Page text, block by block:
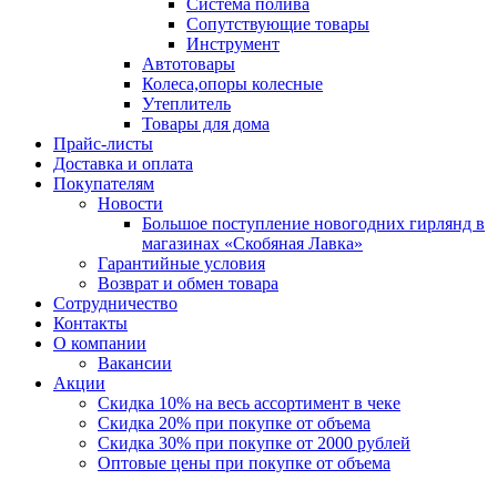
Система полива
Сопутствующие товары
Инструмент
Автотовары
Колеса,опоры колесные
Утеплитель
Товары для дома
Прайс-листы
Доставка и оплата
Покупателям
Новости
Большое поступление новогодних гирлянд в
магазинах «Скобяная Лавка»
Гарантийные условия
Возврат и обмен товара
Сотрудничество
Контакты
О компании
Вакансии
Акции
Скидка 10% на весь ассортимент в чеке
Скидка 20% при покупке от объема
Скидка 30% при покупке от 2000 рублей
Оптовые цены при покупке от объема